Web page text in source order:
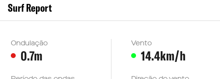
Surf Report
Ondulação
0.7m
Vento
14.4km/h